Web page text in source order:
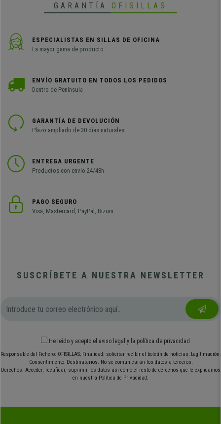
GARANTÍA OFISILLAS
ESPECIALISTAS EN SILLAS DE OFICINA
La mayor gama de producto
ENVÍO GRATUITO EN TODOS LOS PEDIDOS
Dentro de Península
GARANTÍA DE DEVOLUCIÓN
Plazo ampliado de 30 días naturales
ENTREGA URGENTE
Productos con envío 24/48h
PAGO SEGURO
Visa, Mastercard, PayPal, Bizum
SUSCRÍBETE A NUESTRA NEWSLETTER
He leído y acepto el aviso legal y la política de privacidad
Responsable del Fichero: OFISILLAS; Finalidad: solicitar recibir el boletín de noticias; Legitimación:
Consentimiento; Destinatarios: No se comunicarán los datos a terceros;
Derechos: Acceder, rectificar, suprimir los datos así como el resto de derechos que le explicamos
en nuestra Política de Privacidad.